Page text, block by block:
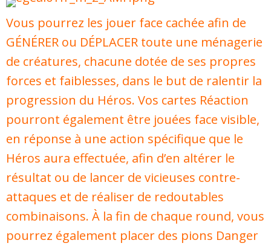
Vous pourrez les jouer face cachée afin de
GÉNÉRER ou DÉPLACER toute une ménagerie
de créatures, chacune dotée de ses propres
forces et faiblesses, dans le but de ralentir la
progression du Héros. Vos cartes Réaction
pourront également être jouées face visible,
en réponse à une action spécifique que le
Héros aura effectuée, afin d’en altérer le
résultat ou de lancer de vicieuses contre-
attaques et de réaliser de redoutables
combinaisons. À la fin de chaque round, vous
pourrez également placer des pions Danger